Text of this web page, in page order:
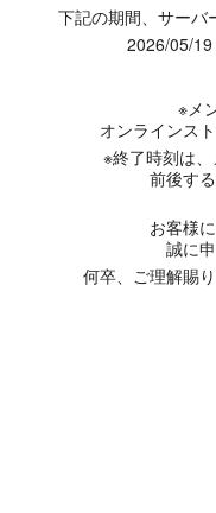
下記の期間、サーバ
2026/05/
※メ
オンラインス
※終了時刻は
前後す
お客様
誠に
何卒、ご理解賜